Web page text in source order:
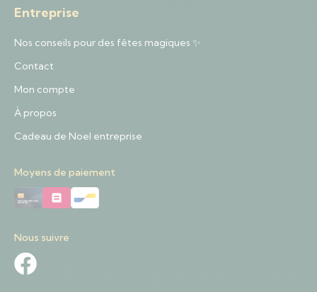
Entreprise
Nos conseils pour des fêtes magiques ✨
Contact
Mon compte
À propos
Cadeau de Noel entreprise
Moyens de paiement
Nous suivre